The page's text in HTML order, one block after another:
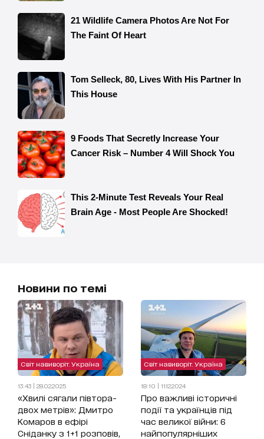
Новини по темі
Світ навиворіт. Україна
13:43 | 28.02.2025
«Хвилі сягали півтора-
двох метрів»: Дмитро
Комаров в ефірі
Сніданку з 1+1 розповів,
Світ навиворіт. Україна
18:10 | 11.12.2024
Про важливі історичні
події та українців під
час великої війни: 6
найпопулярніших